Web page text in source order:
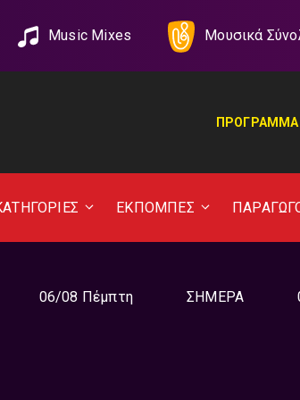
Music Mixes Μουσικά
ΠΡΟΓΡΑΜΜΑ
ΕΚΠΟΜΠΕΣ
06/08 Πέμπτη ΣΗΜΕΡΑ